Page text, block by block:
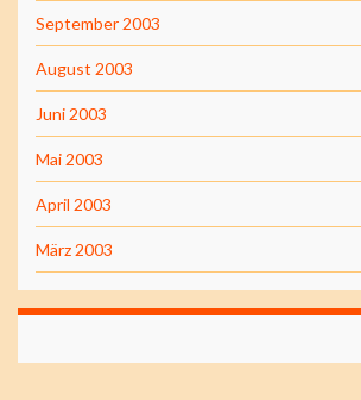
September 2003
August 2003
Juni 2003
Mai 2003
April 2003
März 2003